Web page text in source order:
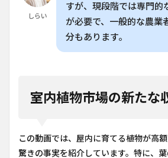
しらい
すが、現段階では専門的
が必要で、一般的な農業
分もあります。
室内植物市場の新たな
この動画では、屋内に育てる植物が高
驚きの事実を紹介しています。特に、